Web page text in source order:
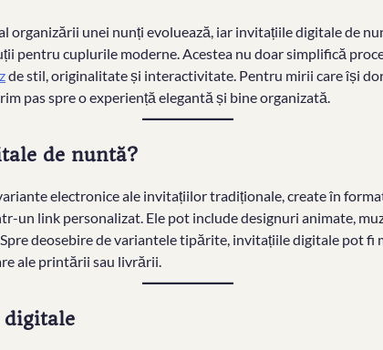
organizării unei nunți evoluează, iar invitațiile digitale de
pentru cuplurile moderne. Acestea nu doar simplifică
de stil, originalitate și interactivitate. Pentru mirii care își
pas spre o experiență elegantă și bine organizată.
de nuntă?
electronice ale invitațiilor tradiționale, create în
un link personalizat. Ele pot include designuri animate,
deosebire de variantele tipărite, invitațiile digitale pot fi
ale printării sau livrării.